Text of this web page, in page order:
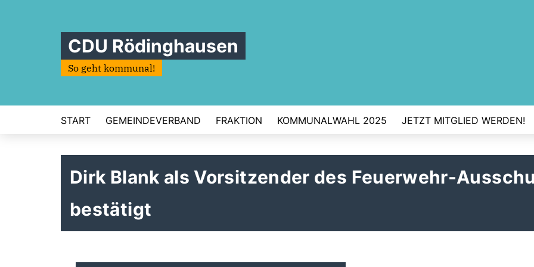
CDU Rödinghausen
So geht kommunal!
START GEMEINDEVERBAND FRAKTION KOMMUNALWAHL 2025 JETZT MITGLIED WERDEN!
Dirk Blank als Vorsitzender des Feuerwehr-
bestätigt